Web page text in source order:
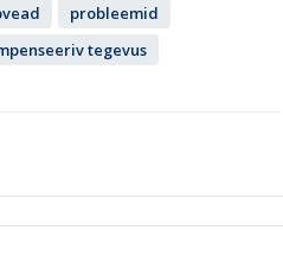
probleemid
tegevus